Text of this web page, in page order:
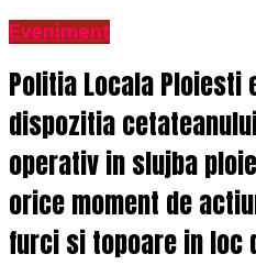
Eveniment
Politia Locala Ploiesti
dispozitia
operativ in slujba
orice moment de
furci si topoare in loc